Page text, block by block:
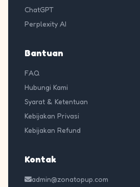
ChatGPT
Perplexity AI
Bantuan
FAQ
Hubungi Kami
Syarat & Ketentuan
Kebijakan Privasi
Kebijakan Refund
Kontak
admin@zonatopup.com